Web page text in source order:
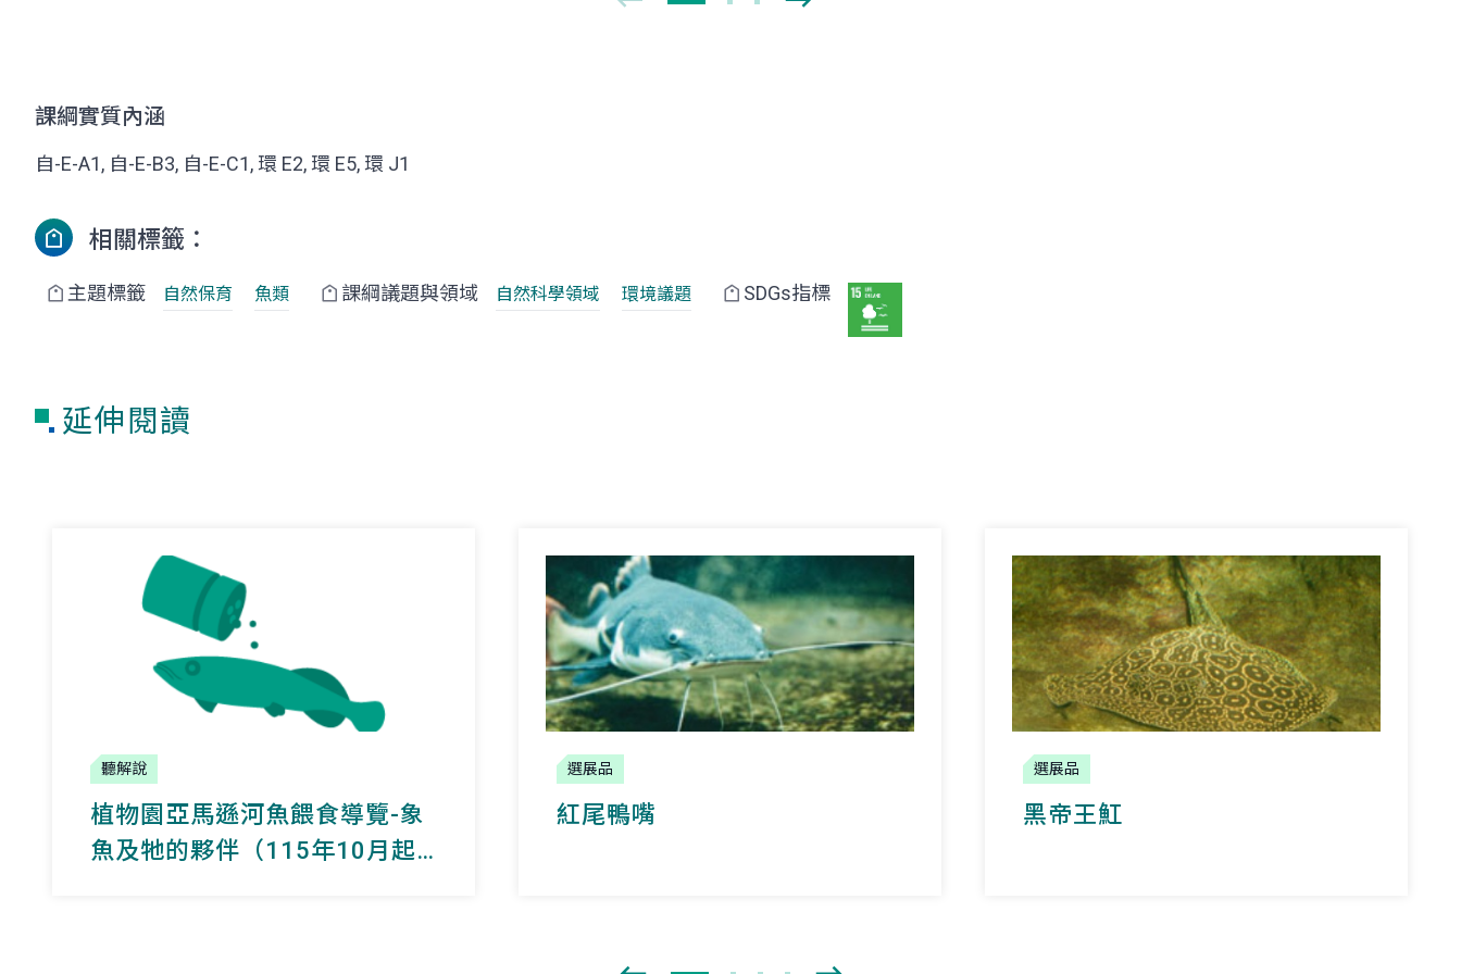
課綱實質內涵
自-E-A1, 自-E-B3, 自-E-C1, 環 E2, 環 E5, 環 J1
相關標籤：
主題標籤 自然保育 魚類 課綱議題與領域 自然科學領域 環境議題 SDGs指標
延伸閱讀
聽解說
植物園亞馬遜河魚餵食導覽-象
魚及牠的夥伴（115年10月起
選展品
紅尾鴨嘴
選展品
黑帝王魟